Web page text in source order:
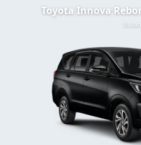
Toyota Innova